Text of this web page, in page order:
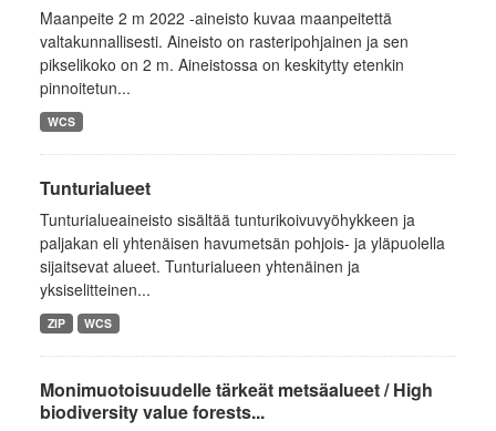
Maanpeite 2 m 2022 -aineisto kuvaa maanpeitettä
valtakunnallisesti. Aineisto on rasteripohjainen ja sen
pikselikoko on 2 m. Aineistossa on keskitytty etenkin
pinnoitetun...
WCS
Tunturialueet
Tunturialueaineisto sisältää tunturikoivuvyöhykkeen ja
paljakan eli yhtenäisen havumetsän pohjois- ja yläpuolella
sijaitsevat alueet. Tunturialueen yhtenäinen ja
yksiselitteinen...
ZIP WCS
Monimuotoisuudelle tärkeät metsäalueet / High
biodiversity value forests...